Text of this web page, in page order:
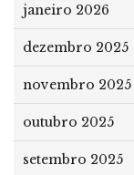
janeiro 2026
dezembro 2025
novembro 2025
outubro 2025
setembro 2025